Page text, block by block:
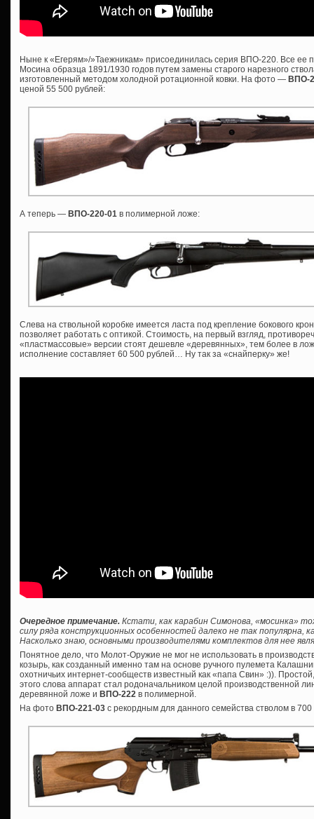
Ныне к «Егерям»/»Таежникам» присоединилась серия ВПО-220. Все ее
Мосина образца 1891/1930 годов путем замены старого нарезного
изготовленный методом холодной ротационной ковки. На фото — ВПО-
ценой 55 500 рублей:
А теперь — ВПО-220-01 в полимерной ложе:
Слева на ствольной коробке имеется ласта под крепление бокового
позволяет работать с оптикой. Стоимость, на первый взгляд,
«пластмассовые» версии стоят дешевле «деревянных», тем более в
исполнение составляет 60 500 рублей… Ну так за «снайперку» же!
Очередное примечание. Кстати, как карабин Симонова, «мосинка»
силу ряда конструкционных особенностей далеко не так популярна,
Насколько знаю, основными производителями комплектов для нее
Понятное дело, что Молот-Оружие не мог не использовать в
козырь, как созданный именно там на основе ручного пулемета
охотничьих интернет-сообществ известный как «папа Свин» :)).
этого слова аппарат стал родоначальником целой производственной
деревянной ложе и ВПО-222 в полимерной.
На фото ВПО-221-03 с рекордным для данного семейства стволом в